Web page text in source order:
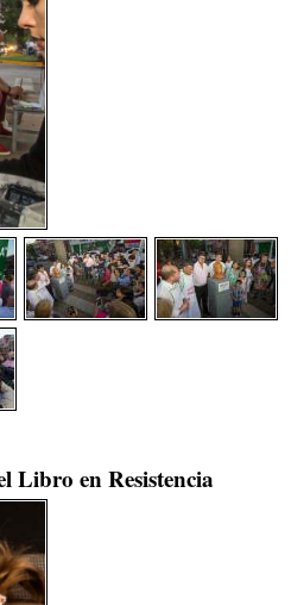
Libro en Resistencia